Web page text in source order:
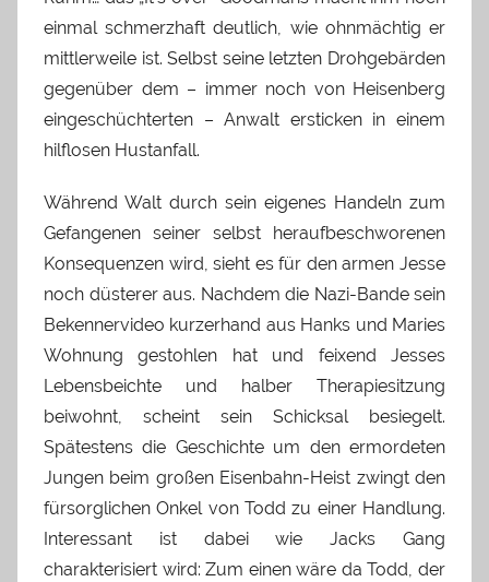
einmal schmerzhaft deutlich, wie ohnmächtig er
mittlerweile ist. Selbst seine letzten Drohgebärden
gegenüber dem – immer noch von Heisenberg
eingeschüchterten – Anwalt ersticken in einem
hilflosen Hustanfall.
Während Walt durch sein eigenes Handeln zum
Gefangenen seiner selbst heraufbeschworenen
Konsequenzen wird, sieht es für den armen Jesse
noch düsterer aus. Nachdem die Nazi-Bande sein
Bekennervideo kurzerhand aus Hanks und Maries
Wohnung gestohlen hat und feixend Jesses
Lebensbeichte und halber Therapiesitzung
beiwohnt, scheint sein Schicksal besiegelt.
Spätestens die Geschichte um den ermordeten
Jungen beim großen Eisenbahn-Heist zwingt den
fürsorglichen Onkel von Todd zu einer Handlung.
Interessant ist dabei wie Jacks Gang
charakterisiert wird: Zum einen wäre da Todd, der